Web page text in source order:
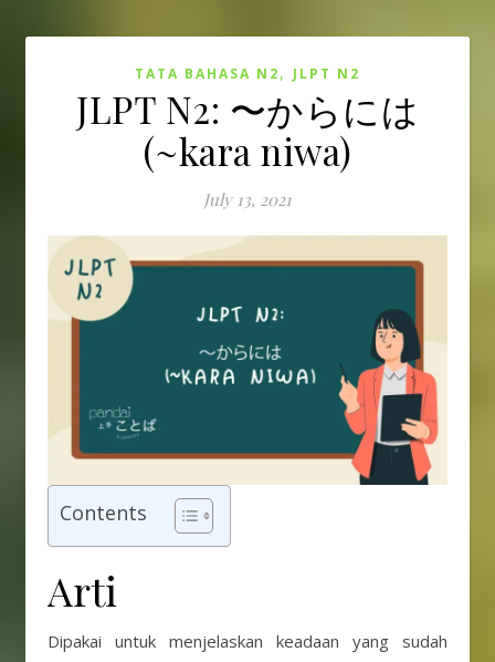
TATA BAHASA N2, JLPT N2
JLPT N2: 〜からには
(~kara niwa)
July 13, 2021
Contents
Arti
Dipakai untuk menjelaskan keadaan yang sudah